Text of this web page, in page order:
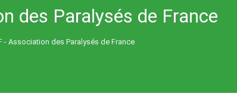
des Paralysés de France
- Association des Paralysés de France